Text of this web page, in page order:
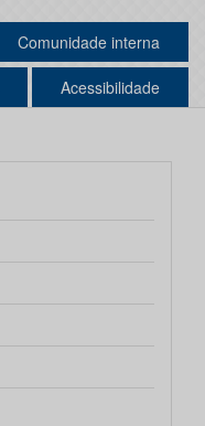
Comunidade interna
Acessibilidade